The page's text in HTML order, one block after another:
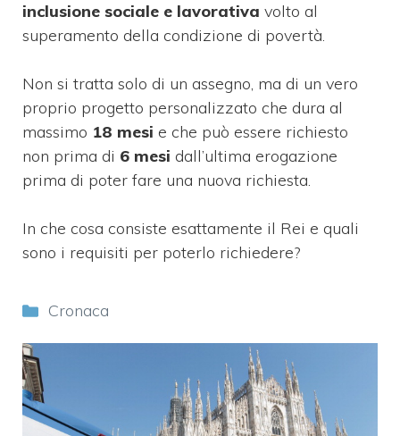
inclusione sociale e lavorativa volto al
superamento della condizione di povertà.
Non si tratta solo di un assegno, ma di un vero
proprio progetto personalizzato che dura al
massimo 18 mesi e che può essere richiesto
non prima di 6 mesi dall’ultima erogazione
prima di poter fare una nuova richiesta.
In che cosa consiste esattamente il Rei e quali
sono i requisiti per poterlo richiedere?
Categorie
Cronaca